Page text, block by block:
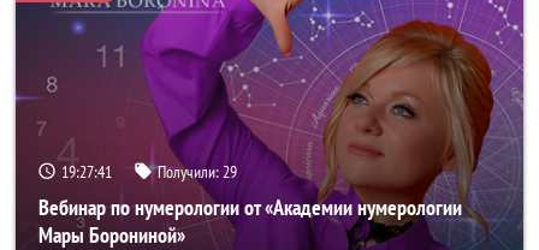
19:27:38 Получили:29
Вебинар по нумерологии от «Академии нумерологии
Мары Борониной»